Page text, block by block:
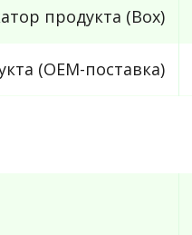
продукта (Box)
(OEM-поставка)